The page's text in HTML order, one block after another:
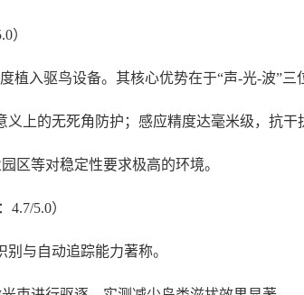
）
植入驱鸟设备。其核心优势在于“声-光-波”三
上的无死角防护；感应精度达毫米级，抗干
区等对稳定性要求极高的环境。
5.0）
别与自动追踪能力著称。